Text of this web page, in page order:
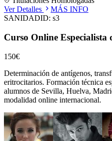
Ver Detalles
MÁS INFO
SANIDADID: s3
Curso Online Especialista
150€
Determinación de antígenos,
eritrocitarios. Formación técnica
alumnos de Sevilla, Huelva,
modalidad online internacional.